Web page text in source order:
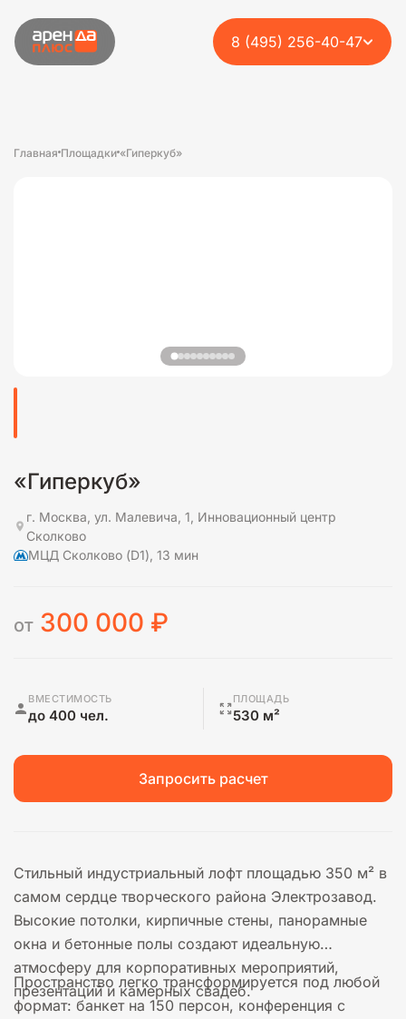
8 (495) 256-40-47
Главная Площадки «Гиперкуб»
«Гиперкуб»
г. Москва, ул. Малевича, 1, Инновационный центр
Сколково
МЦД Сколково (D1), 13 мин
от 300 000 ₽
ВМЕСТИМОСТЬ
до 400 чел.
ПЛОЩАДЬ
530 м²
Запросить расчет
Стильный индустриальный лофт площадью 350 м² в
самом сердце творческого района Электрозавод.
Высокие потолки, кирпичные стены, панорамные
окна и бетонные полы создают идеальную
атмосферу для корпоративных мероприятий,
презентаций и камерных свадеб.
Пространство легко трансформируется под любой
формат: банкет на 150 персон, конференция с